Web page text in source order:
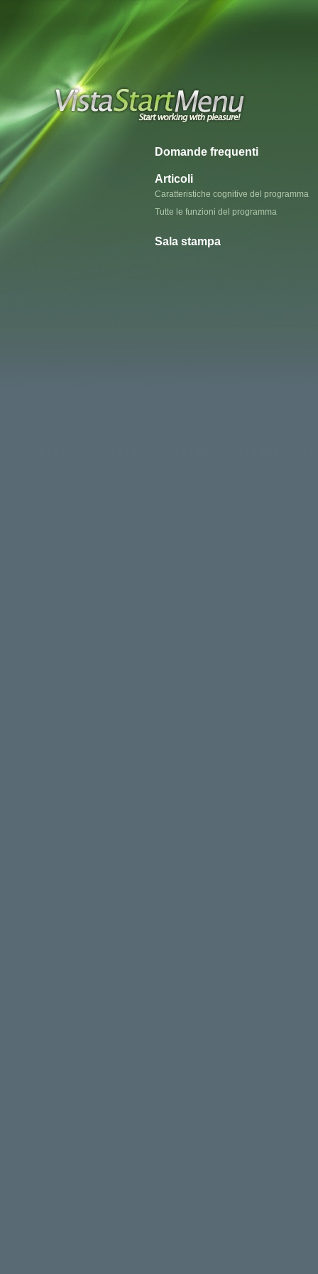
Domande frequenti
Articoli
Caratteristiche cognitive del programma
Tutte le funzioni del programma
Sala stampa